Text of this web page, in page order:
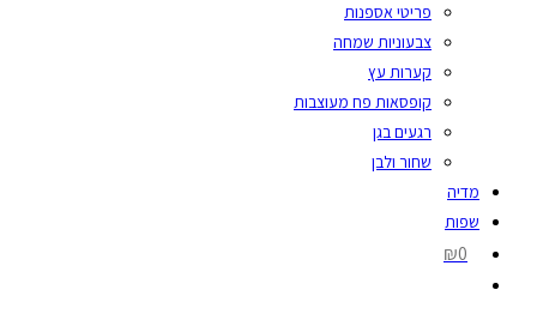
פריטי אספנות
צבעוניות שמחה
קערות עץ
קופסאות פח מעוצבות
רגעים בגן
שחור ולבן
מדיה
שפות
₪0